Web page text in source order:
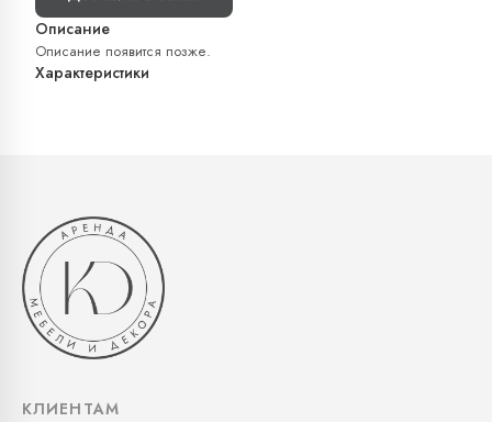
Описание
Описание появится позже.
Характеристики
КЛИЕНТАМ